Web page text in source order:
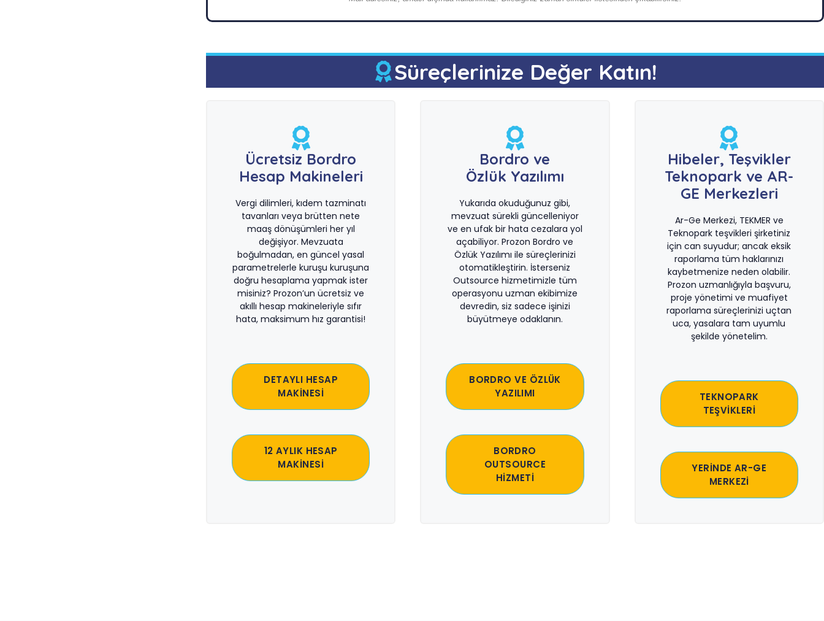
Süreçlerinize Değer Katın!
Ücretsiz Bordro
Hesap Makineleri
Vergi dilimleri, kıdem tazminatı
tavanları veya brütten nete
maaş dönüşümleri her yıl
değişiyor. Mevzuata
boğulmadan, en güncel yasal
parametrelerle kuruşu kuruşuna
doğru hesaplama yapmak ister
misiniz? Prozon’un ücretsiz ve
akıllı hesap makineleriyle sıfır
hata, maksimum hız garantisi!
DETAYLI HESAP
MAKİNESİ
12 AYLIK HESAP
MAKİNESİ
Bordro ve
Özlük Yazılımı
Yukarıda okuduğunuz gibi,
mevzuat sürekli güncelleniyor
ve en ufak bir hata cezalara yol
açabiliyor. Prozon Bordro ve
Özlük Yazılımı ile süreçlerinizi
otomatikleştirin. İsterseniz
Outsource hizmetimizle tüm
operasyonu uzman ekibimize
devredin, siz sadece işinizi
büyütmeye odaklanın.
BORDRO VE ÖZLÜK
YAZILIMI
BORDRO
OUTSOURCE
HİZMETİ
Hibeler, Teşvikler
Teknopark ve AR-
GE Merkezleri
Ar-Ge Merkezi, TEKMER ve
Teknopark teşvikleri şirketiniz
için can suyudur; ancak eksik
raporlama tüm haklarınızı
kaybetmenize neden olabilir.
Prozon uzmanlığıyla başvuru,
proje yönetimi ve muafiyet
raporlama süreçlerinizi uçtan
uca, yasalara tam uyumlu
şekilde yönetelim.
TEKNOPARK
TEŞVİKLERİ
YERİNDE AR-GE
MERKEZİ